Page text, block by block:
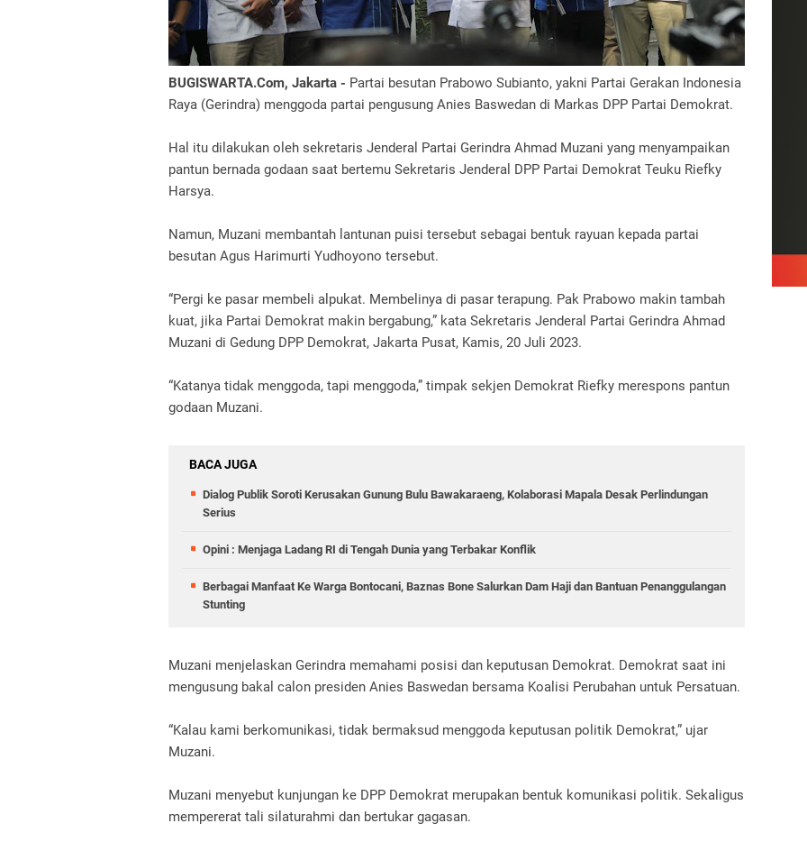
BUGISWARTA.Com, Jakarta - Partai besutan Prabowo Subianto, yakni Partai Gerakan Indonesia
Raya (Gerindra) menggoda partai pengusung Anies Baswedan di Markas DPP Partai Demokrat.
Hal itu dilakukan oleh sekretaris Jenderal Partai Gerindra Ahmad Muzani yang menyampaikan
pantun bernada godaan saat bertemu Sekretaris Jenderal DPP Partai Demokrat Teuku Riefky
Harsya.
Namun, Muzani membantah lantunan puisi tersebut sebagai bentuk rayuan kepada partai
besutan Agus Harimurti Yudhoyono tersebut.
“Pergi ke pasar membeli alpukat. Membelinya di pasar terapung. Pak Prabowo makin tambah
kuat, jika Partai Demokrat makin bergabung,” kata Sekretaris Jenderal Partai Gerindra Ahmad
Muzani di Gedung DPP Demokrat, Jakarta Pusat, Kamis, 20 Juli 2023.
“Katanya tidak menggoda, tapi menggoda,” timpak sekjen Demokrat Riefky merespons pantun
godaan Muzani.
BACA JUGA
Dialog Publik Soroti Kerusakan Gunung Bulu Bawakaraeng, Kolaborasi Mapala Desak Perlindungan
Serius
Opini : Menjaga Ladang RI di Tengah Dunia yang Terbakar Konflik
Berbagai Manfaat Ke Warga Bontocani, Baznas Bone Salurkan Dam Haji dan Bantuan Penanggulangan
Stunting
Muzani menjelaskan Gerindra memahami posisi dan keputusan Demokrat. Demokrat saat ini
mengusung bakal calon presiden Anies Baswedan bersama Koalisi Perubahan untuk Persatuan.
“Kalau kami berkomunikasi, tidak bermaksud menggoda keputusan politik Demokrat,” ujar
Muzani.
Muzani menyebut kunjungan ke DPP Demokrat merupakan bentuk komunikasi politik. Sekaligus
mempererat tali silaturahmi dan bertukar gagasan.